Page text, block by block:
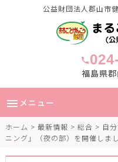
公益財団法人郡山市
call
福島県
menu メニュー
ホーム > 最新情報 > 総合 > 自
ニング」（夜の部）を開催しまし